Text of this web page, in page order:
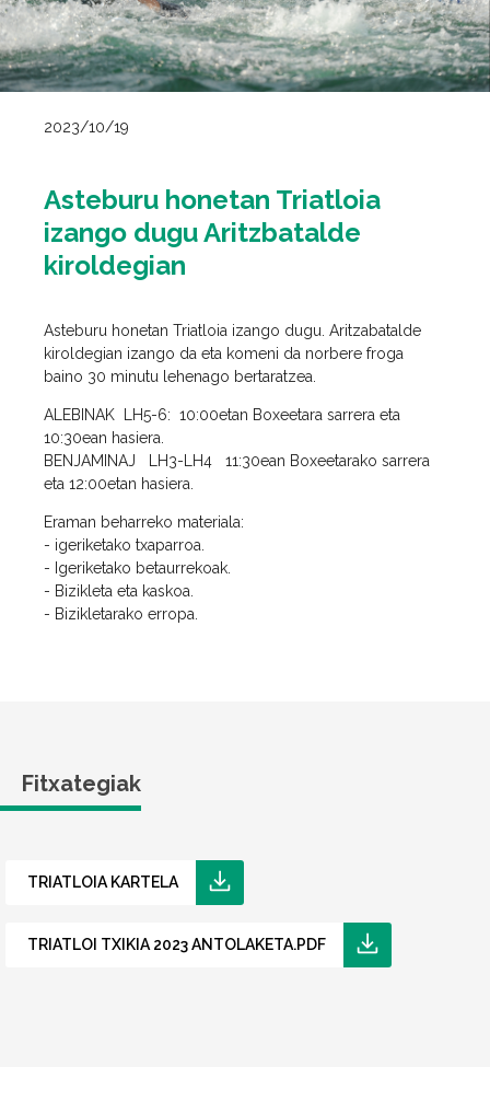
2023/10/19
Asteburu honetan Triatloia
izango dugu Aritzbatalde
kiroldegian
Asteburu honetan Triatloia izango dugu. Aritzabatalde
kiroldegian izango da eta komeni da norbere froga
baino 30 minutu lehenago bertaratzea.
ALEBINAK LH5-6: 10:00etan Boxeetara sarrera eta
10:30ean hasiera.
BENJAMINAJ LH3-LH4 11:30ean Boxeetarako sarrera
eta 12:00etan hasiera.
Eraman beharreko materiala:
- igeriketako txaparroa.
- Igeriketako betaurrekoak.
- Bizikleta eta kaskoa.
- Bizikletarako erropa.
Fitxategiak
TRIATLOIA KARTELA
TRIATLOI TXIKIA 2023 ANTOLAKETA.PDF